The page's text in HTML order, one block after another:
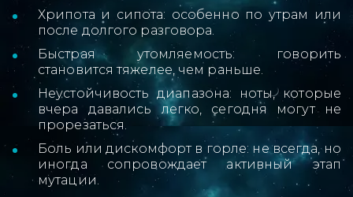
Хрипота и сипота: особенно по утрам или
после долгого разговора.
Быстрая утомляемость: говорить
становится тяжелее, чем раньше.
Неустойчивость диапазона: ноты, которые
вчера давались легко, сегодня могут не
прорезаться.
Боль или дискомфорт в горле: не всегда, но
иногда сопровождает активный этап
мутации.